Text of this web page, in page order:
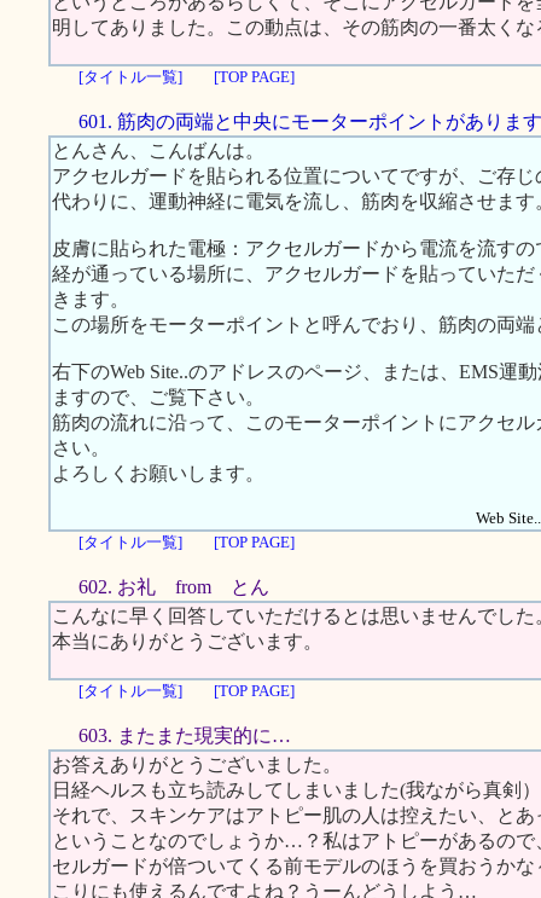
明してありました。この動点は、その筋肉の一番太く
[タイトル一覧] [TOP PAGE]
601. 筋肉の両端と中央にモーターポイントがありま
とんさん、こんばんは。
アクセルガードを貼られる位置についてですが、ご存
代わりに、運動神経に電気を流し、筋肉を収縮させます
皮膚に貼られた電極：アクセルガードから電流を流す
経が通っている場所に、アクセルガードを貼っていた
きます。
この場所をモーターポイントと呼んでおり、筋肉の両
右下のWeb Site..のアドレスのページ、または、EMS運
ますので、ご覧下さい。
筋肉の流れに沿って、このモーターポイントにアクセ
さい。
よろしくお願いします。
Web Site..
[タイトル一覧]
[TOP PAGE]
602. お礼 from とん
こんなに早く回答していただけるとは思いませんでした
本当にありがとうございます。
[タイトル一覧] [TOP PAGE]
603. またまた現実的に…
お答えありがとうございました。
日経ヘルスも立ち読みしてしまいました(我ながら真剣）
それで、スキンケアはアトピー肌の人は控えたい、と
ということなのでしょうか…？私はアトピーがあるの
セルガードが倍ついてくる前モデルのほうを買おうか
こりにも使えるんですよね？うーんどうしよう…